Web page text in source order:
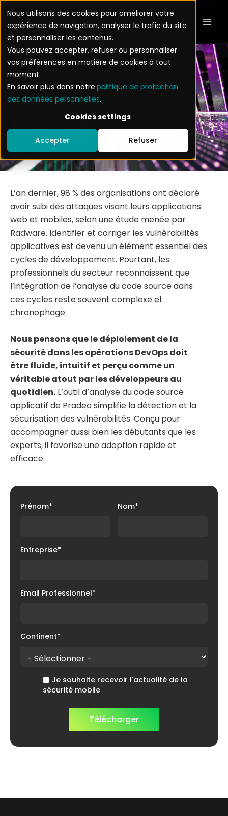
Nous utilisons des cookies pour améliorer votre
expérience de navigation, analyser le trafic du site
et personnaliser les contenus.
Vous pouvez accepter, refuser ou personnaliser
vos préférences en matière de cookies à tout
moment.
En savoir plus dans notre politique de protection
des données personnelles.
Cookies settings
Accepter Refuser
au
contenu
Datasheet | Static
Application Security
Testing
L’an dernier, 98 % des organisations ont déclaré
avoir subi des attaques visant leurs applications
web et mobiles, selon une étude menée par
Radware. Identifier et corriger les vulnérabilités
applicatives est devenu un élément essentiel des
cycles de développement. Pourtant, les
professionnels du secteur reconnaissent que
l’intégration de l’analyse du code source dans
ces cycles reste souvent complexe et
chronophage.
Nous pensons que le déploiement de la
sécurité dans les opérations DevOps doit
être fluide, intuitif et perçu comme un
véritable atout par les développeurs au
quotidien. L’outil d’analyse du code source
applicatif de Pradeo simplifie la détection et la
sécurisation des vulnérabilités. Conçu pour
accompagner aussi bien les débutants que les
experts, il favorise une adoption rapide et
efficace.
Prénom* Nom*
Entreprise*
Email Professionnel*
Continent*
Je souhaite recevoir l'actualité de la
sécurité mobile